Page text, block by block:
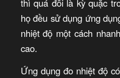
thì quá đỗi là kỳ quặc
họ đều sử dụng ứng
nhiệt độ một cách
cao.
Ứng dụng đo nhiệt độ